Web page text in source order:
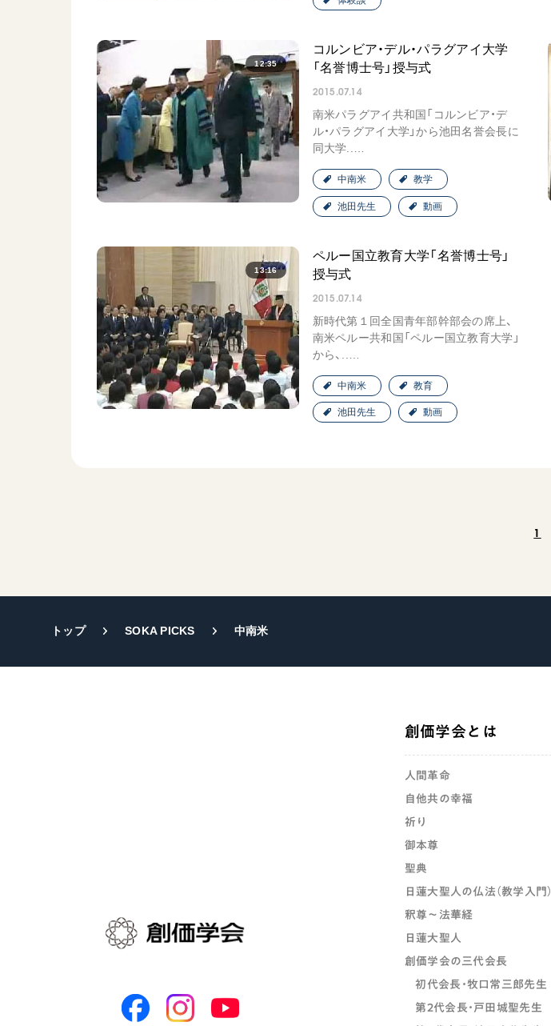
12:35
コルンビア・デル・パラグアイ大学
「名誉博士号」授与式
2015.07.14
南米パラグアイ共和国「コルンビア・デ
ル・パラグアイ大学」から池田名誉会長に
同大学..…
中南米 教学
池田先生 動画
13:16
ペルー国立教育大学「名誉博士号」
授与式
2015.07.14
新時代第１回全国青年部幹部会の席上、
南米ペルー共和国「ペルー国立教育大学」
から、..…
中南米 教育
池田先生 動画
1
トップ SOKA PICKS 中南米
創価学会とは
人間革命
自他共の幸福
祈り
御本尊
聖典
日蓮大聖人の仏法（教学入門）
釈尊～法華経
日蓮大聖人
創価学会の三代会長
初代会長・牧口常三郎先生
第2代会長・戸田城聖先生